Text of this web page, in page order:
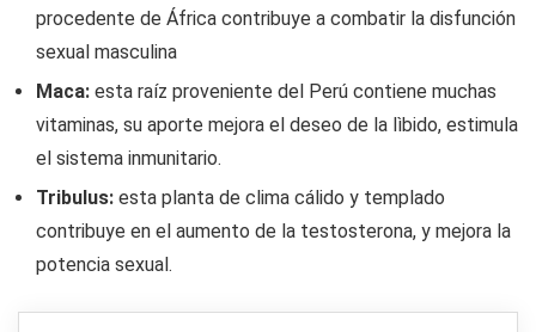
procedente de África contribuye a combatir la disfunción
sexual masculina
Maca: esta raíz proveniente del Perú contiene muchas
vitaminas, su aporte mejora el deseo de la lìbido, estimula
el sistema inmunitario.
Tribulus: esta planta de clima cálido y templado
contribuye en el aumento de la testosterona, y mejora la
potencia sexual.